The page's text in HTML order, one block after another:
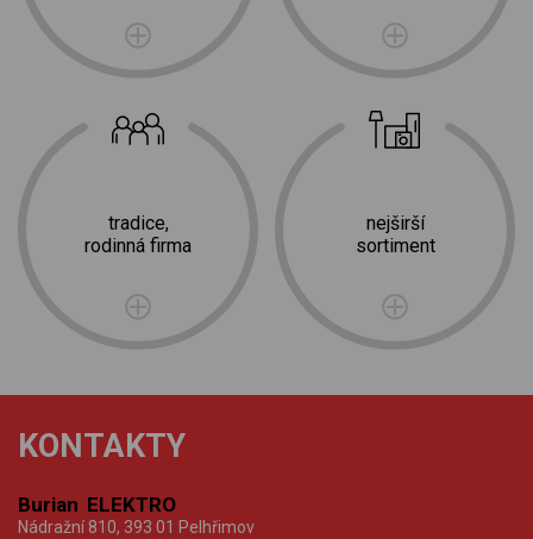
tradice,
rodinná firma
nejširší
sortiment
KONTAKTY
Burian ELEKTRO
Nádražní 810, 393 01 Pelhřimov